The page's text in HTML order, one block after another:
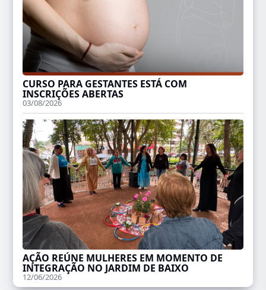
CURSO PARA GESTANTES ESTÁ COM
INSCRIÇÕES ABERTAS
03/08/2026
AÇÃO REÚNE MULHERES EM MOMENTO DE
INTEGRAÇÃO NO JARDIM DE BAIXO
12/06/2026